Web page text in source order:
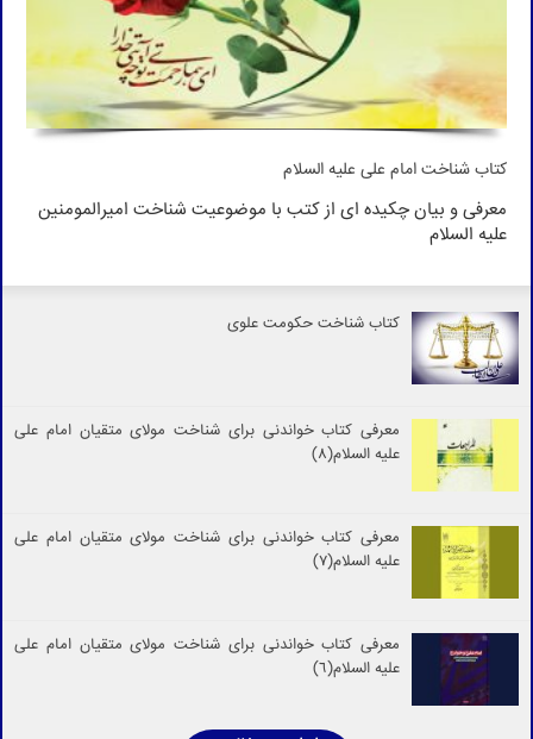
کتاب شناخت امام علی علیه السلام
معرفی و بیان چکیده ای از کتب با موضوعیت شناخت امیرالمومنین
علیه السلام
کتاب شناخت حکومت علوی
معرفی کتاب خواندنی برای شناخت مولای متقیان امام علی
علیه السلام(8)
معرفی کتاب خواندنی برای شناخت مولای متقیان امام علی
علیه السلام(7)
معرفی کتاب خواندنی برای شناخت مولای متقیان امام علی
علیه السلام(6)